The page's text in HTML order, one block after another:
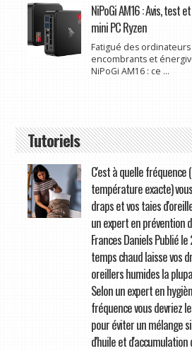
NiPoGi AM16 : Avis, test
mini PC Ryzen
Fatigué des
encombrants et
NiPoGi AM16 : ce ...
Tutoriels
C'est à quelle fréquence
température exacte)
draps et vos taies
un expert en prévention
Frances Daniels Publié
temps chaud laisse vos
oreillers humides la
Selon un expert en
fréquence vous devriez
pour éviter un mélange
d'huile et d'accumulation